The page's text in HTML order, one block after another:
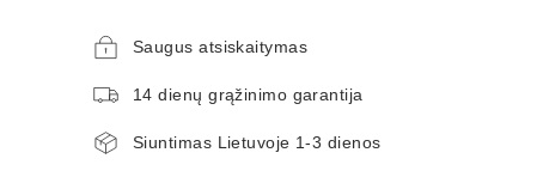
Saugus atsiskaitymas
14 dienų grąžinimo garantija
Siuntimas Lietuvoje 1-3 dienos